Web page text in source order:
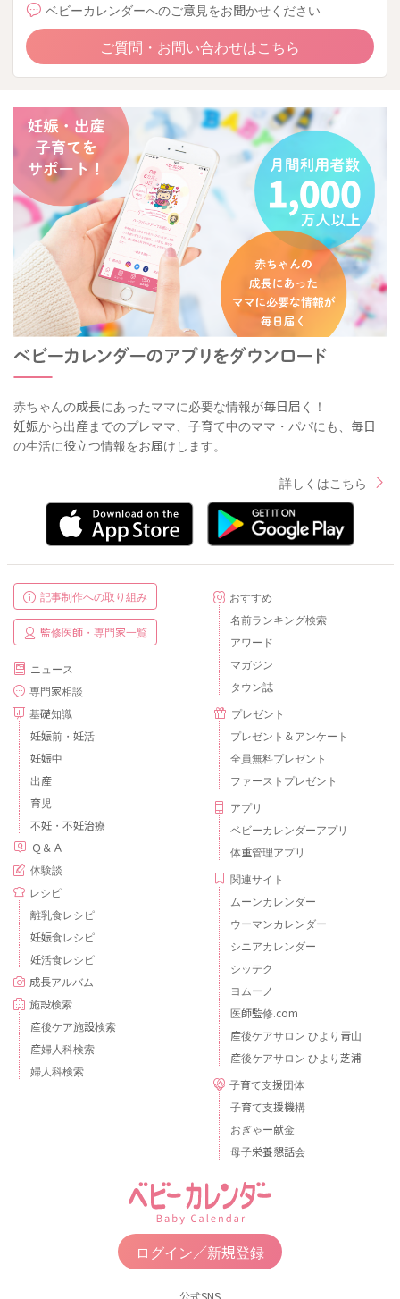
ベビーカレンダーへのご意見をお聞かせください
ご質問・お問い合わせはこちら
赤ちゃんの成長にあったママに必要な情報が毎日届く！
妊娠から出産までのプレママ、子育て中のママ・パパにも、毎日
の生活に役立つ情報をお届けします。
詳しくはこちら
記事制作への取り組み
監修医師・専門家一覧
ニュース
専門家相談
基礎知識
妊娠前・妊活
妊娠中
出産
育児
不妊・不妊治療
Ｑ＆Ａ
体験談
レシピ
離乳食レシピ
妊娠食レシピ
妊活食レシピ
成長アルバム
施設検索
産後ケア施設検索
産婦人科検索
婦人科検索
おすすめ
名前ランキング検索
アワード
マガジン
タウン誌
プレゼント
プレゼント＆アンケート
全員無料プレゼント
ファーストプレゼント
アプリ
ベビーカレンダーアプリ
体重管理アプリ
関連サイト
ムーンカレンダー
ウーマンカレンダー
シニアカレンダー
シッテク
ヨムーノ
医師監修.com
産後ケアサロン ひより青山
産後ケアサロン ひより芝浦
子育て支援団体
子育て支援機構
おぎゃー献金
母子栄養懇話会
ログイン／新規登録
公式SNS